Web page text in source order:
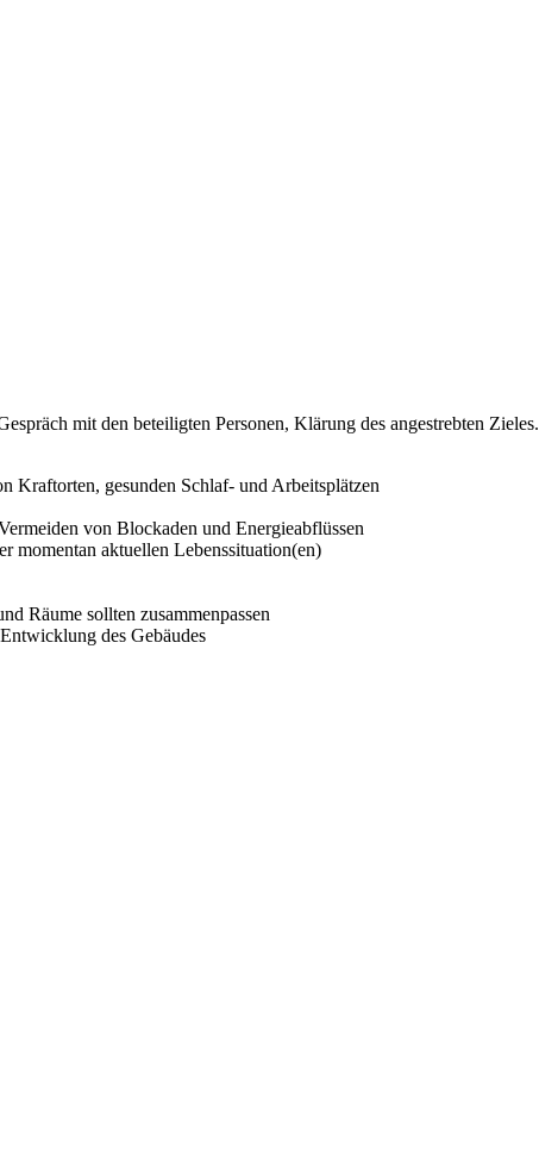
mit den beteiligten Personen, Klärung des angestrebten Zieles.
Kraftorten, gesunden Schlaf- und Arbeitsplätzen
von Blockaden und Energieabflüssen
momentan aktuellen Lebenssituation(en)
Räume sollten zusammenpassen
des Gebäudes